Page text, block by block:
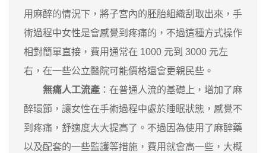
用麻醉的情況下，將子宮內的胚胎組織刮取出來，手
術過程中女性是會感覺到疼痛的，不過這種方式操作
相對簡單直接，費用通常在 1000 元到 3000 元左
右，在一些公立醫院可能價格還會更親民些。
無痛人工流產 ：在普通人流的基礎上，增加了麻
醉環節，讓女性在手術過程中處於睡眠狀態，感覺不
到疼痛，舒適度大大提高了。不過因為使用了麻醉藥
以及配套的一些監護等措施，費用就會高一些，大概